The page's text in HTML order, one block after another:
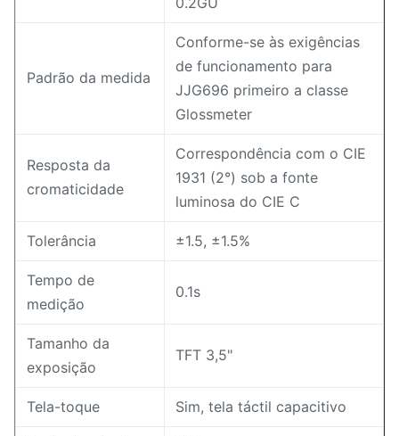
Padrão da medida
Conforme-se às exigências
de funcionamento para
JJG696 primeiro a classe
Glossmeter
Resposta da
cromaticidade
Correspondência com o CIE
1931 (2°) sob a fonte
luminosa do CIE C
Tolerância ±1.5, ±1.5%
Tempo de
medição
0.1s
Tamanho da
exposição
TFT 3,5"
Tela-toque Sim, tela táctil capacitivo